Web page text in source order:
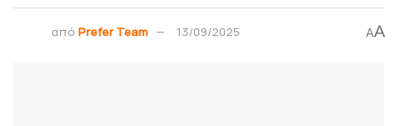
από Prefer Team 13/09/2025 AA